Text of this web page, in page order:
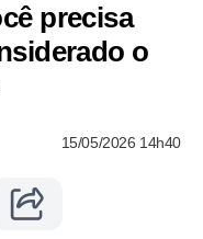
precisa
o
15/05/2026 14h40